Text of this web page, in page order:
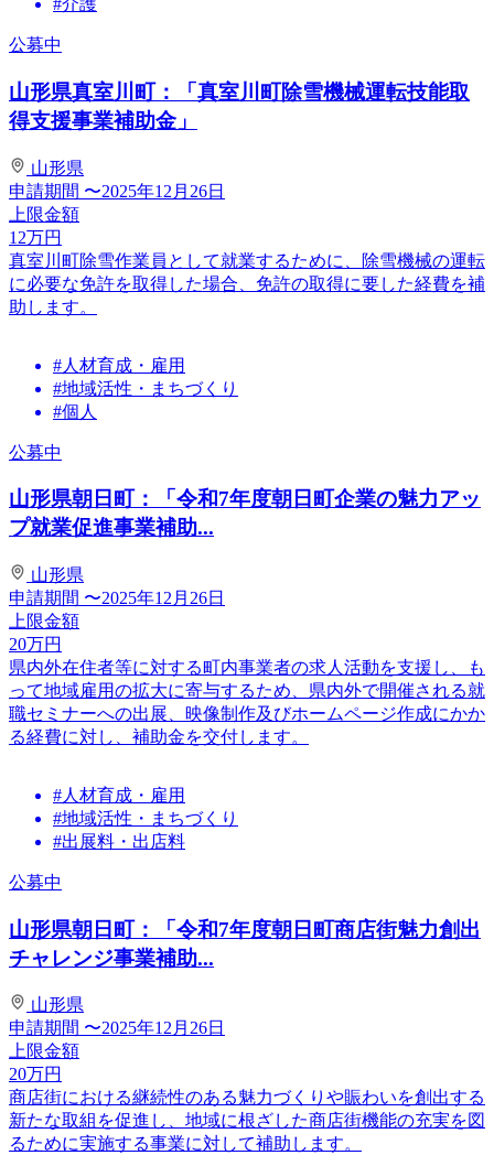
#介護
公募中
山形県真室川町：「真室川町除雪機械運転技能取
得支援事業補助金」
山形県
申請期間 〜2025年12月26日
上限金額
12万円
真室川町除雪作業員として就業するために、除雪機械の運転
に必要な免許を取得した場合、免許の取得に要した経費を補
助します。
#人材育成・雇用
#地域活性・まちづくり
#個人
公募中
山形県朝日町：「令和7年度朝日町企業の魅力アッ
プ就業促進事業補助...
山形県
申請期間 〜2025年12月26日
上限金額
20万円
県内外在住者等に対する町内事業者の求人活動を支援し、も
って地域雇用の拡大に寄与するため、県内外で開催される就
職セミナーへの出展、映像制作及びホームページ作成にかか
る経費に対し、補助金を交付します。
#人材育成・雇用
#地域活性・まちづくり
#出展料・出店料
公募中
山形県朝日町：「令和7年度朝日町商店街魅力創出
チャレンジ事業補助...
山形県
申請期間 〜2025年12月26日
上限金額
20万円
商店街における継続性のある魅力づくりや賑わいを創出する
新たな取組を促進し、地域に根ざした商店街機能の充実を図
るために実施する事業に対して補助します。